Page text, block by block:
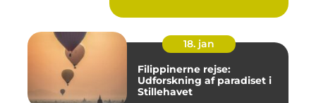
18. jan
Filippinerne rejse:
Udforskning af paradiset i
Stillehavet